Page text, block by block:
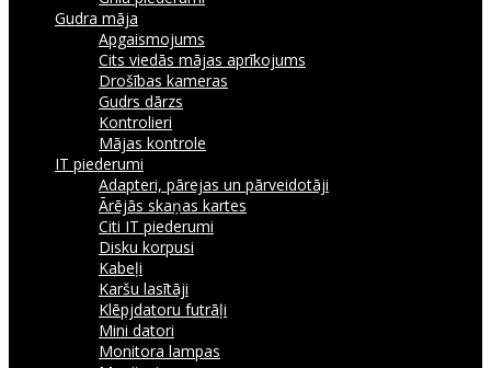
Gudra māja
Apgaismojums
Cits viedās mājas aprīkojums
Drošības kameras
Gudrs dārzs
Kontrolieri
Mājas kontrole
IT piederumi
Adapteri, pārejas un pārveidotāji
Ārējās skaņas kartes
Citi IT piederumi
Disku korpusi
Kabeļi
Karšu lasītāji
Klēpjdatoru futrāļi
Mini datori
Monitora lampas